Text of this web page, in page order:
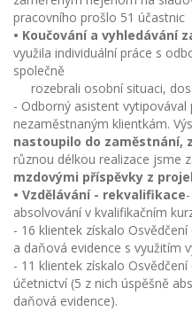
pracovního prošlo 51 účastnic
• Koučování a vyhledávání
využila individuální práce s
společně
rozebrali osobní situaci,
- Odborný asistent vytipovával
nezaměstnaným klientkám.
nastoupilo do zaměstnání,
různou délkou realizace jsme
mzdovými příspěvky z
• Vzdělávání - rekvalifikace
absolvování v kvalifikačním
- 16 klientek získalo
a daňová evidence s využitím
- 11 klientek získalo
účetnictví (5 z nich úspěšně
daňová evidence).